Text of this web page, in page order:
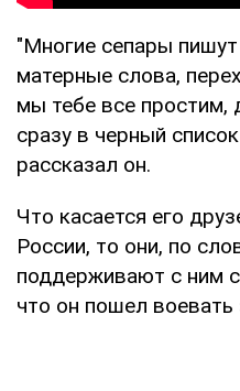
"Многие сепары
матерные слова,
мы тебе все простим,
сразу в черный
рассказал он.
Что касается его
России, то они, по
поддерживают с ним
что он пошел воевать